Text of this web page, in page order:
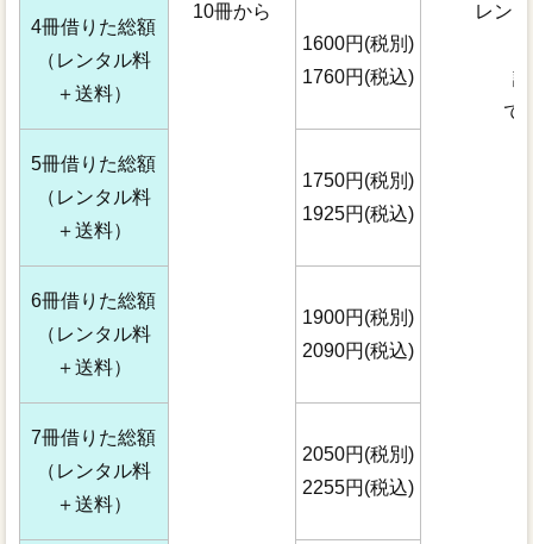
10冊から
レン
で
4冊借りた総額
（レンタル料
＋送料）
1600円(税別)
1760円(税込)
5冊借りた総額
（レンタル料
＋送料）
1750円(税別)
1925円(税込)
6冊借りた総額
（レンタル料
＋送料）
1900円(税別)
2090円(税込)
7冊借りた総額
（レンタル料
＋送料）
2050円(税別)
2255円(税込)